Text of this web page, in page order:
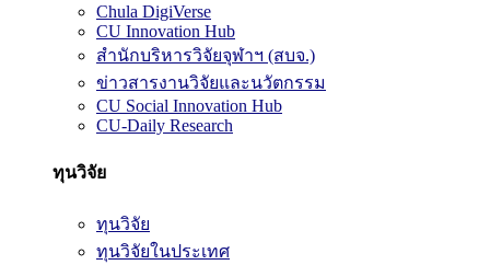
Chula DigiVerse
CU Innovation Hub
สำนักบริหารวิจัยจุฬาฯ (สบจ.)
ข่าวสารงานวิจัยและนวัตกรรม
CU Social Innovation Hub
CU-Daily Research
ทุนวิจัย
ทุนวิจัย
ทุนวิจัยในประเทศ